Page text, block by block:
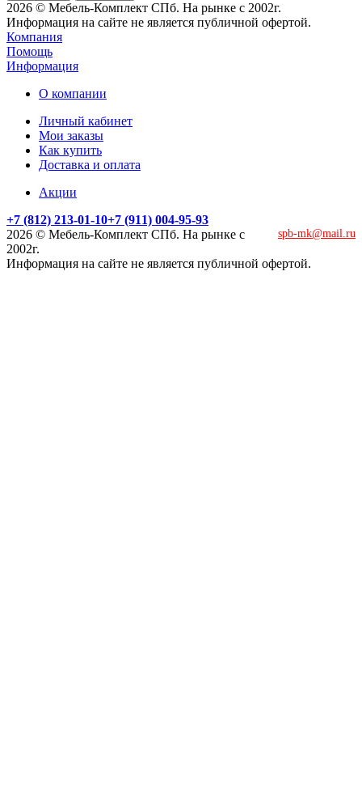
2026 © Мебель-Комплект СПб. На рынке с 2002г.
Информация на сайте не является публичной офертой.
Компания
Помощь
Информация
О компании
Личный кабинет
Мои заказы
Как купить
Доставка и оплата
Акции
+7 (812) 213-01-10+7 (911) 004-95-93
spb-mk@mail.ru
2026 © Мебель-Комплект СПб. На рынке с
2002г.
Информация на сайте не является публичной офертой.